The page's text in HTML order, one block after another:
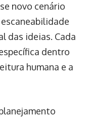
novo cenário
das ideias. Cada
dentro
humana e a